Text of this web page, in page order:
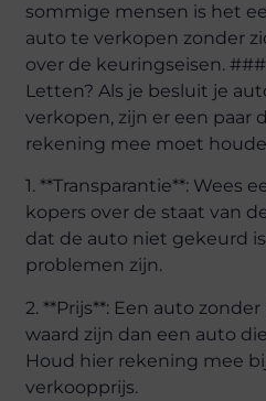
sommige mensen is het
auto te verkopen zonder
over de keuringseisen.
Letten? Als je besluit je
verkopen, zijn er een paar
rekening mee moet
1. **Transparantie**: Wees
kopers over de staat van
dat de auto niet gekeurd
problemen zijn.
2. **Prijs**: Een auto
waard zijn dan een auto
Houd hier rekening mee
verkoopprijs.